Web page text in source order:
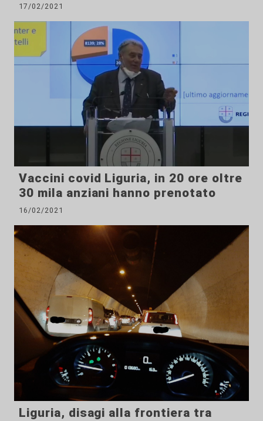
17/02/2021
Vaccini covid Liguria, in 20 ore oltre
30 mila anziani hanno prenotato
16/02/2021
Liguria, disagi alla frontiera tra